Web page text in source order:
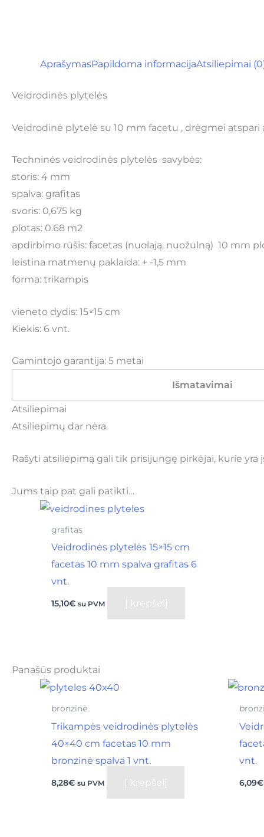
AprašymasPapildoma informacijaAtsiliepimai
Veidrodinės plytelės
Veidrodinė plytelė su 10 mm facetu , drėgmei
Techninės veidrodinės plytelės savybės:
storis: 4 mm
spalva: grafitas
svoris: 0,675 kg
plotas: 0.68 m2
apdirbimo rūšis: facetas (nuolają, nuožulną) 10 mm
leistina matmenų paklaida: + -1,5 mm
forma: trikampis
vieneto dydis: 15×15 cm
Kiekis: 6 vnt.
Gamintojo garantija: 5 metai
Išmatavimai
Atsiliepimai
Atsiliepimų dar nėra.
Rašyti atsiliepimą gali tik prisijungę pirkėjai, kurie yra
Jums taip pat gali patikti…
grafitas
Veidrodinės plytelės 15×15 cm
facetas 10 mm spalva grafitas 6
vnt.
15,10€ su PVM Į krepšelį
Panašūs produktai
bronzinė
Trikampės veidrodinės plytelės
40×40 cm facetas 10 mm
bronzinė spalva 1 vnt.
8,28€ su PVM Į krepšelį
vnt.
6,09€